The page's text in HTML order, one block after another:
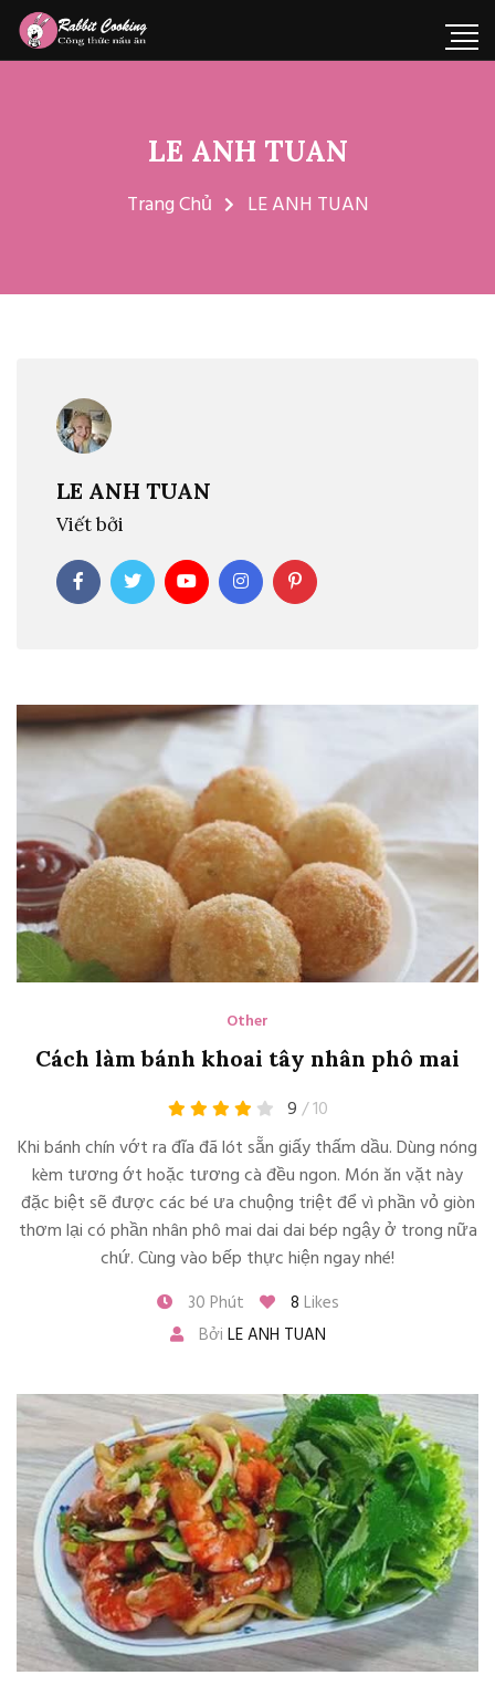
LE ANH TUAN
Trang Chủ LE ANH TUAN
LE ANH TUAN
Viết bởi
Other
Cách làm bánh khoai tây nhân phô mai
9/ 10
Khi bánh chín vớt ra đĩa đã lót sẵn giấy thấm dầu. Dùng nóng
kèm tương ớt hoặc tương cà đều ngon. Món ăn vặt này
đặc biệt sẽ được các bé ưa chuộng triệt để vì phần vỏ giòn
thơm lại có phần nhân phô mai dai dai bép ngậy ở trong nữa
chứ. Cùng vào bếp thực hiện ngay nhé!
30 Phút 8 Likes
Bởi LE ANH TUAN